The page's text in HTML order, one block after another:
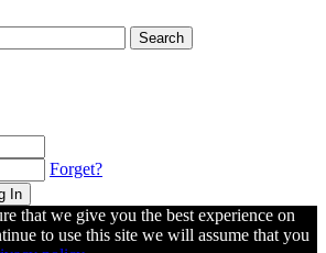
Forget?
In
that we give you the best experience on
to use this site we will assume that you